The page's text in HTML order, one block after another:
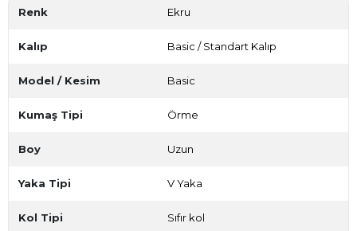
Renk Ekru
Kalıp Basic / Standart Kalıp
Model / Kesim Basic
Kumaş Tipi Örme
Boy Uzun
Yaka Tipi V Yaka
Kol Tipi Sıfır kol